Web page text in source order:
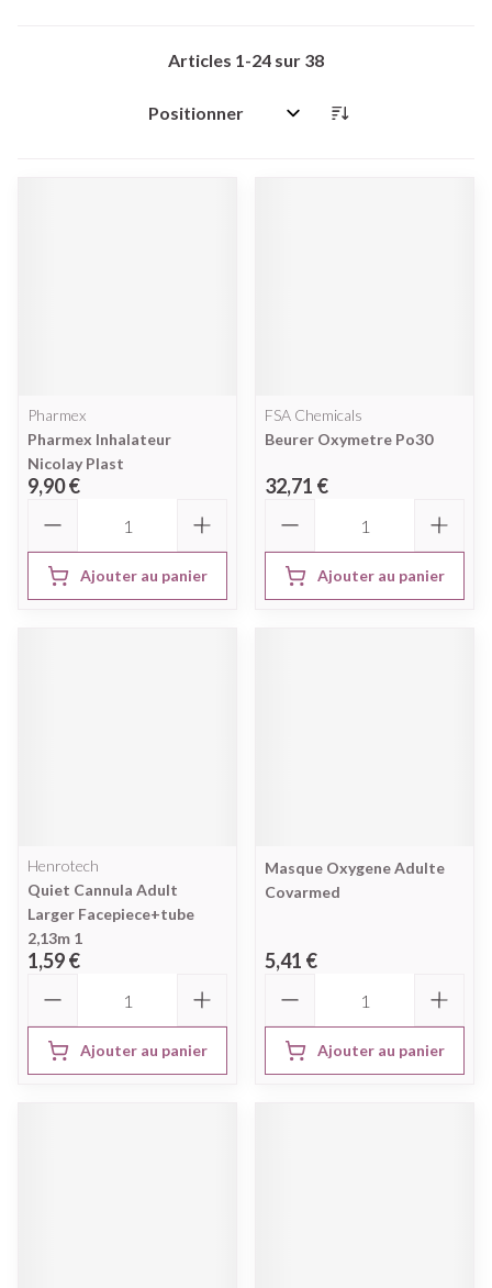
Articles 1-24 sur 38
Trier par:
Pharmex
Pharmex Inhalateur
Nicolay Plast
9,90 €
Ajouter au panier
FSA Chemicals
Beurer Oxymetre Po30
32,71 €
Ajouter au panier
Henrotech
Quiet Cannula Adult
Larger Facepiece+tube
2,13m 1
1,59 €
Ajouter au panier
Masque Oxygene Adulte
Covarmed
5,41 €
Ajouter au panier